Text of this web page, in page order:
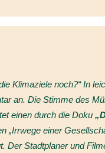
Klimaziele noch?“ In
an. Die Stimme des
einen durch die Doku
„Irrwege einer
Der Stadtplaner und